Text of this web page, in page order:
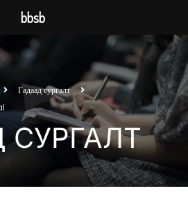
Гадаад сургалт
СУРГАЛТ
bbsb